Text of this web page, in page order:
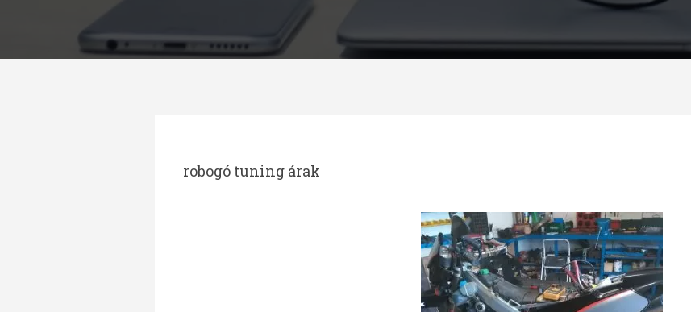
robogó tuning árak